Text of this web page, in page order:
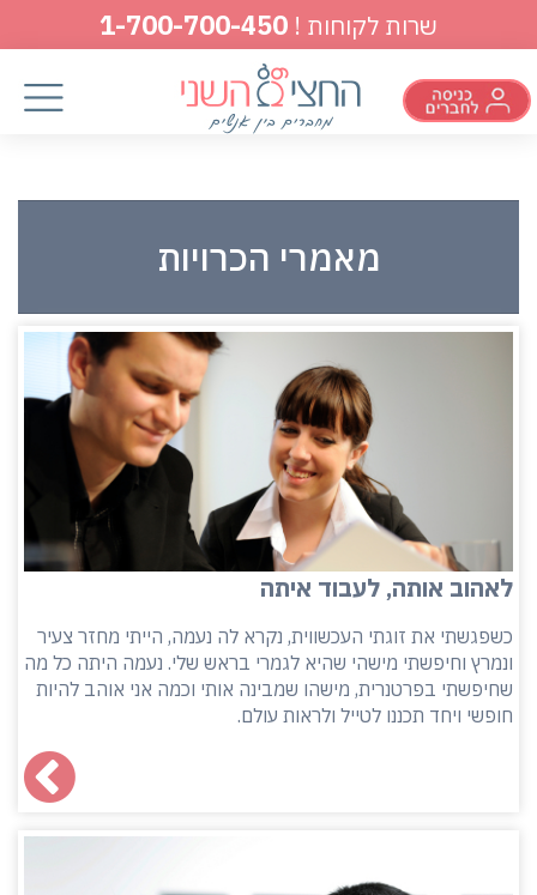
שרות לקוחות ! 1-700-700-450
מאמרי הכרויות
לאהוב אותה, לעבוד איתה
כשפגשתי את זוגתי העכשווית, נקרא לה נעמה, הייתי מחזר צעיר
ונמרץ וחיפשתי מישהי שהיא לגמרי בראש שלי. נעמה היתה כל מה
שחיפשתי בפרטנרית, מישהו שמבינה אותי וכמה אני אוהב להיות
חופשי ויחד תכננו לטייל ולראות עולם.